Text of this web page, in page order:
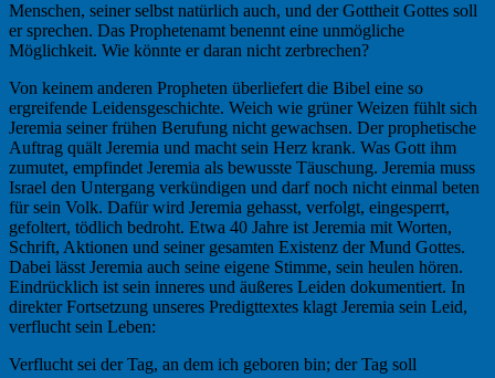
Menschen, seiner selbst natürlich auch, und der Gottheit Gottes soll
er sprechen. Das Prophetenamt benennt eine unmögliche
Möglichkeit. Wie könnte er daran nicht zerbrechen?
Von keinem anderen Propheten überliefert die Bibel eine so
ergreifende Leidensgeschichte. Weich wie grüner Weizen fühlt sich
Jeremia seiner frühen Berufung nicht gewachsen. Der prophetische
Auftrag quält Jeremia und macht sein Herz krank. Was Gott ihm
zumutet, empfindet Jeremia als bewusste Täuschung. Jeremia muss
Israel den Untergang verkündigen und darf noch nicht einmal beten
für sein Volk. Dafür wird Jeremia gehasst, verfolgt, eingesperrt,
gefoltert, tödlich bedroht. Etwa 40 Jahre ist Jeremia mit Worten,
Schrift, Aktionen und seiner gesamten Existenz der Mund Gottes.
Dabei lässt Jeremia auch seine eigene Stimme, sein heulen hören.
Eindrücklich ist sein inneres und äußeres Leiden dokumentiert. In
direkter Fortsetzung unseres Predigttextes klagt Jeremia sein Leid,
verflucht sein Leben:
Verflucht sei der Tag, an dem ich geboren bin; der Tag soll